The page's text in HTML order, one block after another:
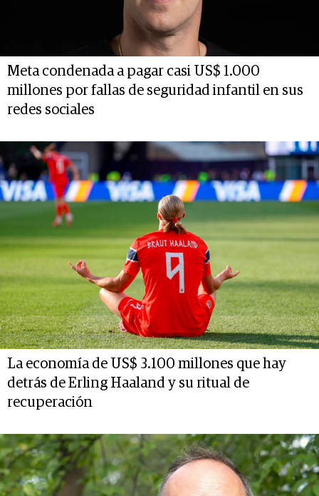
Meta condenada a pagar casi US$ 1.000
millones por fallas de seguridad infantil en sus
redes sociales
La economía de US$ 3.100 millones que hay
detrás de Erling Haaland y su ritual de
recuperación